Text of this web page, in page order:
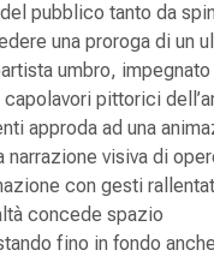
pubblico tanto da
una proroga di un
umbro, impegnato
pittorici
approda ad una
narrazione visiva di
con gesti
concede spazio
fino in fondo